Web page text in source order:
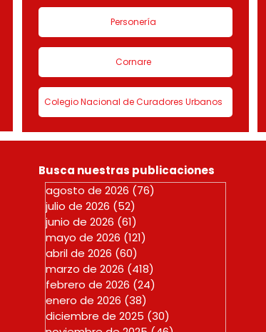
Personería
Cornare
Colegio Nacional de Curadores Urbanos
Busca nuestras publicaciones
agosto de 2026 (76)
julio de 2026 (52)
junio de 2026 (61)
mayo de 2026 (121)
abril de 2026 (60)
marzo de 2026 (418)
febrero de 2026 (24)
enero de 2026 (38)
diciembre de 2025 (30)